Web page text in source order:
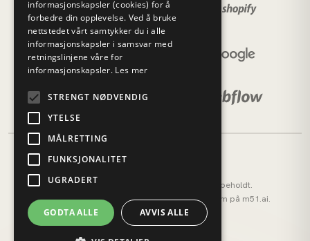
© 2026 M51 Marketing. Alle rettigheter forbeholdt.
M51 AI (tidligere AI OS) — vårt AI-operativsystem på m51.ai.
Personvernerklæring
Cookies
informasjonskapsler (cookies) for å
forbedre din opplevelse. Ved å bruke
nettstedet vårt samtykker du i alle
informasjonskapsler i samsvar med
retningslinjene våre for
informasjonskapsler. Les mer
STRENGT NØDVENDIG
YTELSE
MÅLRETTING
FUNKSJONALITET
UGRADERT
GODTA ALLE AVVIS ALLE